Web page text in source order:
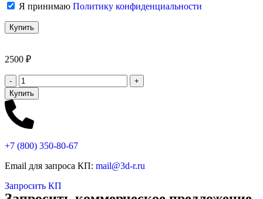
Я принимаю Политику конфиденциальности
2500 ₽
Купить
+7 (800) 350-80-67
Email для запроса КП: mail@3d-r.ru
Запросить КП